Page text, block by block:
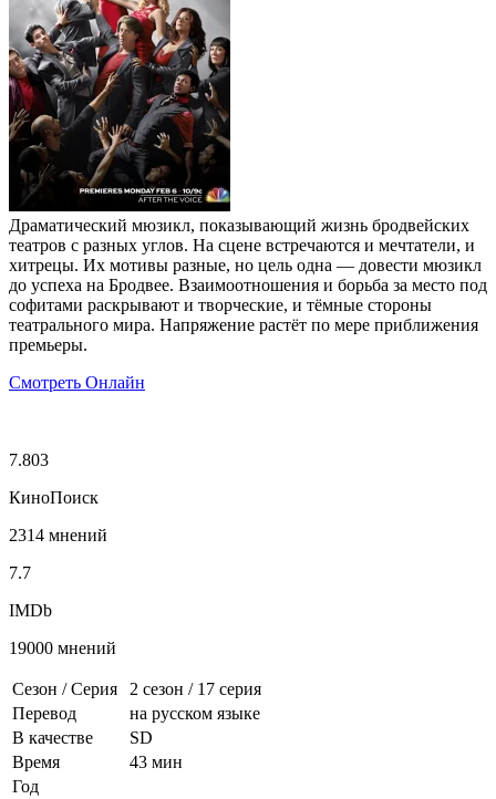
Драматический мюзикл, показывающий жизнь бродвейских
театров с разных углов. На сцене встречаются и мечтатели, и
хитрецы. Их мотивы разные, но цель одна — довести мюзикл
до успеха на Бродвее. Взаимоотношения и борьба за место под
софитами раскрывают и творческие, и тёмные стороны
театрального мира. Напряжение растёт по мере приближения
премьеры.
Смотреть Онлайн
7.803
КиноПоиск
2314 мнений
7.7
IMDb
19000 мнений
Сезон / Серия 2 сезон / 17 серия
Перевод
на русском языке
В качестве
SD
Время
43 мин
Год